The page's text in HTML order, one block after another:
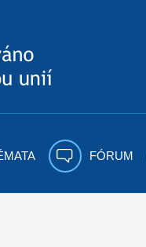
FÓRUM